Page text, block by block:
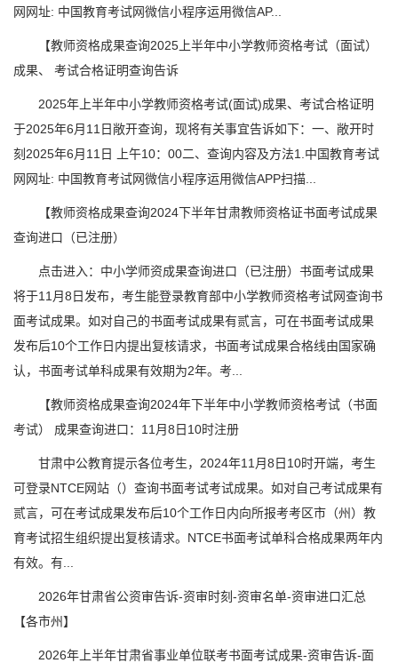
网网址: 中国教育考试网微信小程序运用微信AP...
【教师资格成果查询2025上半年中小学教师资格考试（面试）
成果、 考试合格证明查询告诉
2025年上半年中小学教师资格考试(面试)成果、考试合格证明
于2025年6月11日敞开查询，现将有关事宜告诉如下：一、敞开时
刻2025年6月11日 上午10：00二、查询内容及方法1.中国教育考试
网网址: 中国教育考试网微信小程序运用微信APP扫描...
【教师资格成果查询2024下半年甘肃教师资格证书面考试成果
查询进口（已注册）
点击进入：中小学师资成果查询进口（已注册）书面考试成果
将于11月8日发布，考生能登录教育部中小学教师资格考试网查询书
面考试成果。如对自己的书面考试成果有贰言，可在书面考试成果
发布后10个工作日内提出复核请求，书面考试成果合格线由国家确
认，书面考试单科成果有效期为2年。考...
【教师资格成果查询2024年下半年中小学教师资格考试（书面
考试） 成果查询进口：11月8日10时注册
甘肃中公教育提示各位考生，2024年11月8日10时开端，考生
可登录NTCE网站（）查询书面考试考试成果。如对自己考试成果有
贰言，可在考试成果发布后10个工作日内向所报考考区市（州）教
育考试招生组织提出复核请求。NTCE书面考试单科合格成果两年内
有效。有...
2026年甘肃省公资审告诉-资审时刻-资审名单-资审进口汇总
【各市州】
2026年上半年甘肃省事业单位联考书面考试成果-资审告诉-面